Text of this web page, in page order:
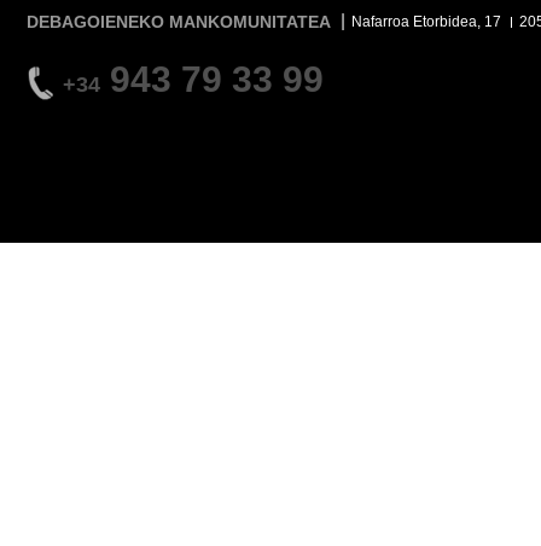
DEBAGOIENEKO MANKOMUNITATEA Nafarroa Etorbidea, 17
+34 943 79 33 99